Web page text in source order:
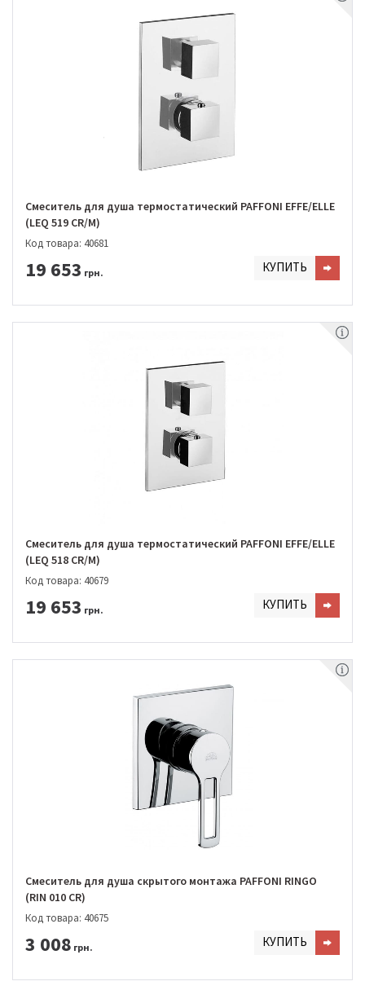
Смеситель для душа термостатический PAFFONI EFFE/ELLE
(LEQ 519 CR/M)
Код товара: 40681
19 653 грн. КУПИТЬ
Смеситель для душа термостатический PAFFONI EFFE/ELLE
(LEQ 518 CR/M)
Код товара: 40679
19 653 грн. КУПИТЬ
Смеситель для душа скрытого монтажа PAFFONI RINGO
(RIN 010 CR)
Код товара: 40675
3 008 грн. КУПИТЬ